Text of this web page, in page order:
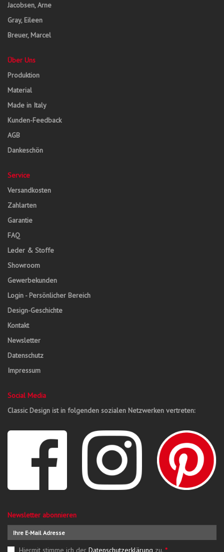
Jacobsen, Arne
Gray, Eileen
Breuer, Marcel
Über Uns
Produktion
Material
Made in Italy
Kunden-Feedback
AGB
Dankeschön
Service
Versandkosten
Zahlarten
Garantie
FAQ
Leder & Stoffe
Showroom
Gewerbekunden
Login - Persönlicher Bereich
Design-Geschichte
Kontakt
Newsletter
Datenschutz
Impressum
Social Media
Classic Design ist in folgenden sozialen Netzwerken vertreten:
Newsletter abonnieren
Hiermit stimme ich der Datenschutzerklärung zu. *